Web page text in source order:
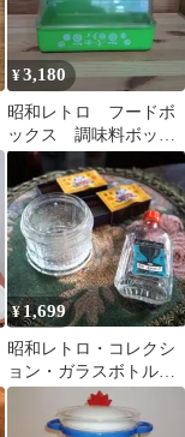
昭和 レトロ
¥3,180
昭和レトロ フードボ
ックス 調味料ボック
ス
¥1,699
昭和レトロ・コレクシ
ョン・ガラスボトル・
ガラス容器 ・マッチ
箱・ヴィンテージ